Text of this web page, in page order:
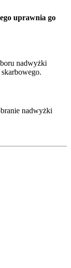
uprawnia go
nadwyżki
nadwyżki